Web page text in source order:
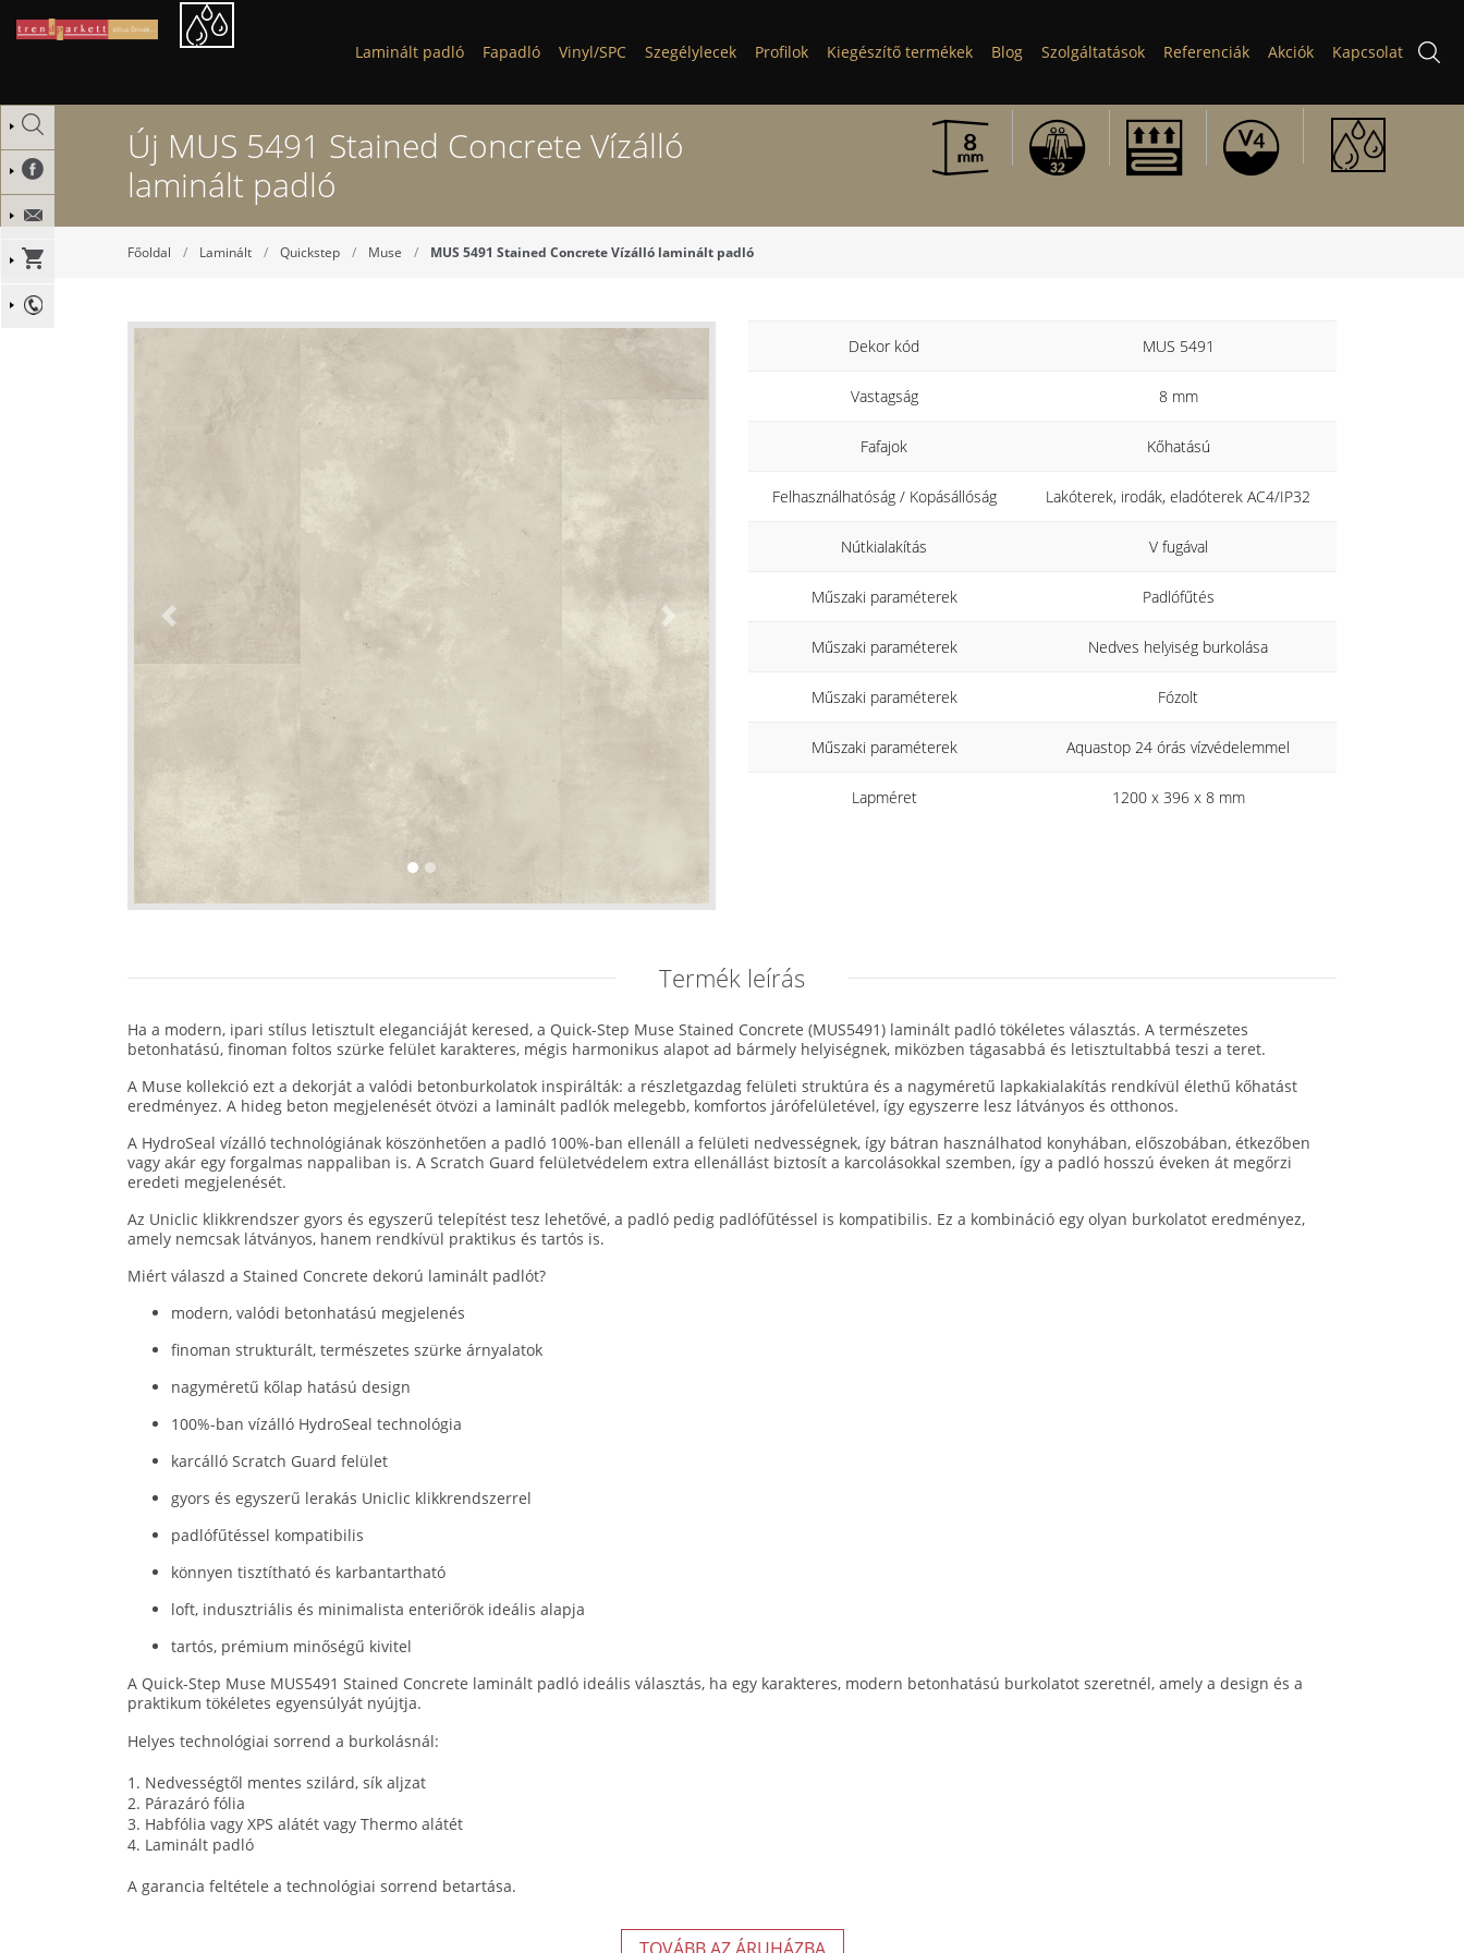
Laminált padló Fapadló Vinyl/SPC Szegélylecek Profilok Kiegészítő termékek Blog Szolgáltatások Referenciák Akciók Kapcsolat
Új MUS 5491 Stained Concrete Vízálló
laminált padló
Főoldal Laminált Quickstep Muse MUS 5491 Stained Concrete Vízálló laminált padló
Previous Next
Dekor kód MUS 5491
Vastagság 8 mm
Fafajok Kőhatású
Felhasználhatóság / Kopásállóság Lakóterek, irodák, eladóterek AC4/IP32
Nútkialakítás V fugával
Műszaki paraméterek Padlófűtés
Műszaki paraméterek Nedves helyiség burkolása
Műszaki paraméterek Fózolt
Műszaki paraméterek Aquastop 24 órás vízvédelemmel
Lapméret 1200 x 396 x 8 mm
Termék leírás
Ha a modern, ipari stílus letisztult eleganciáját keresed, a Quick-Step Muse Stained Concrete (MUS5491) laminált padló tökéletes választás. A természetes
betonhatású, finoman foltos szürke felület karakteres, mégis harmonikus alapot ad bármely helyiségnek, miközben tágasabbá és letisztultabbá teszi a teret.
A Muse kollekció ezt a dekorját a valódi betonburkolatok inspirálták: a részletgazdag felületi struktúra és a nagyméretű lapkakialakítás rendkívül élethű kőhatást
eredményez. A hideg beton megjelenését ötvözi a laminált padlók melegebb, komfortos járófelületével, így egyszerre lesz látványos és otthonos.
A HydroSeal vízálló technológiának köszönhetően a padló 100%-ban ellenáll a felületi nedvességnek, így bátran használhatod konyhában, előszobában, étkezőben
vagy akár egy forgalmas nappaliban is. A Scratch Guard felületvédelem extra ellenállást biztosít a karcolásokkal szemben, így a padló hosszú éveken át megőrzi
eredeti megjelenését.
Az Uniclic klikkrendszer gyors és egyszerű telepítést tesz lehetővé, a padló pedig padlófűtéssel is kompatibilis. Ez a kombináció egy olyan burkolatot eredményez,
amely nemcsak látványos, hanem rendkívül praktikus és tartós is.
Miért válaszd a Stained Concrete dekorú laminált padlót?
modern, valódi betonhatású megjelenés
finoman strukturált, természetes szürke árnyalatok
nagyméretű kőlap hatású design
100%-ban vízálló HydroSeal technológia
karcálló Scratch Guard felület
gyors és egyszerű lerakás Uniclic klikkrendszerrel
padlófűtéssel kompatibilis
könnyen tisztítható és karbantartható
loft, indusztriális és minimalista enteriőrök ideális alapja
tartós, prémium minőségű kivitel
A Quick-Step Muse MUS5491 Stained Concrete laminált padló ideális választás, ha egy karakteres, modern betonhatású burkolatot szeretnél, amely a design és a
praktikum tökéletes egyensúlyát nyújtja.
Helyes technológiai sorrend a burkolásnál:
1. Nedvességtől mentes szilárd, sík aljzat
2. Párazáró fólia
3. Habfólia vagy XPS alátét vagy Thermo alátét
4. Laminált padló
A garancia feltétele a technológiai sorrend betartása.